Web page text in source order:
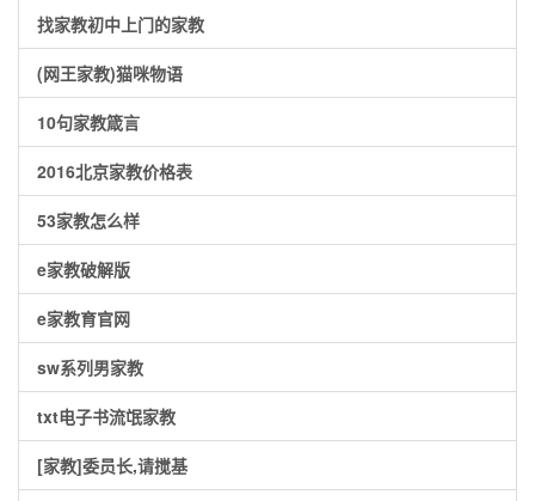
找家教初中上门的家教
(网王家教)猫咪物语
10句家教箴言
2016北京家教价格表
53家教怎么样
e家教破解版
e家教育官网
sw系列男家教
txt电子书流氓家教
[家教]委员长,请搅基